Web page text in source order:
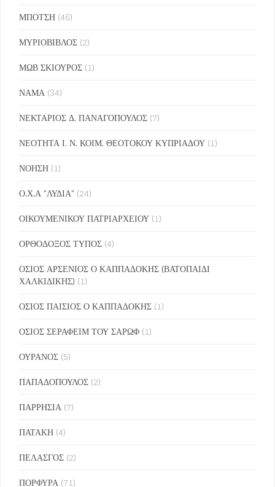
ΜΠΟΤΣΗ (46)
ΜΥΡΙΟΒΙΒΛΟΣ (2)
ΜΩΒ ΣΚΙΟΥΡΟΣ (1)
ΝΑΜΑ (34)
ΝΕΚΤΑΡΙΟΣ Δ. ΠΑΝΑΓΟΠΟΥΛΟΣ (7)
ΝΕΟΤΗΤΑ Ι. Ν. ΚΟΙΜ. ΘΕΟΤΟΚΟΥ ΚΥΠΡΙΑΔΟΥ (1)
ΝΟΗΣΗ (1)
Ο.Χ.Α "ΛΥΔΙΑ" (24)
ΟΙΚΟΥΜΕΝΙΚΟΥ ΠΑΤΡΙΑΡΧΕΙΟΥ (1)
ΟΡΘΟΔΟΞΟΣ ΤΥΠΟΣ (4)
ΟΣΙΟΣ ΑΡΣΕΝΙΟΣ Ο ΚΑΠΠΑΔΟΚΗΣ (ΒΑΤΟΠΑΙΔΙ
ΧΑΛΚΙΔΙΚΗΣ) (1)
ΟΣΙΟΣ ΠΑΙΣΙΟΣ Ο ΚΑΠΠΑΔΟΚΗΣ (1)
ΟΣΙΟΣ ΣΕΡΑΦΕΙΜ ΤΟΥ ΣΑΡΩΦ (1)
ΟΥΡΑΝΟΣ (5)
ΠΑΠΑΔΟΠΟΥΛΟΣ (2)
ΠΑΡΡΗΣΙΑ (7)
ΠΑΤΑΚΗ (4)
ΠΕΛΑΣΓΟΣ (2)
ΠΟΡΦΥΡΑ (71)